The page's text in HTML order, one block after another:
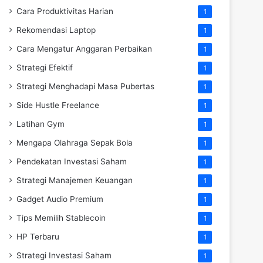
Cara Produktivitas Harian 1
Rekomendasi Laptop 1
Cara Mengatur Anggaran Perbaikan 1
Strategi Efektif 1
Strategi Menghadapi Masa Pubertas 1
Side Hustle Freelance 1
Latihan Gym 1
Mengapa Olahraga Sepak Bola 1
Pendekatan Investasi Saham 1
Strategi Manajemen Keuangan 1
Gadget Audio Premium 1
Tips Memilih Stablecoin 1
HP Terbaru 1
Strategi Investasi Saham 1